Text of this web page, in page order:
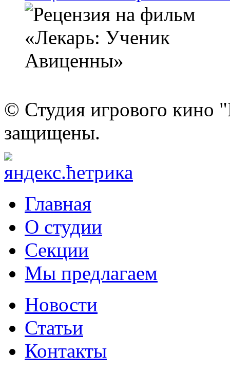
© Студия игрового кино
защищены.
Главная
О студии
Секции
Мы предлагаем
Новости
Статьи
Контакты